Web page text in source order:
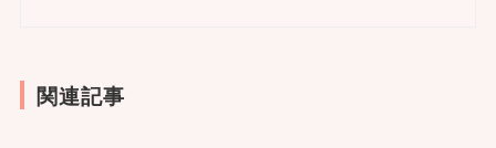
関連記事